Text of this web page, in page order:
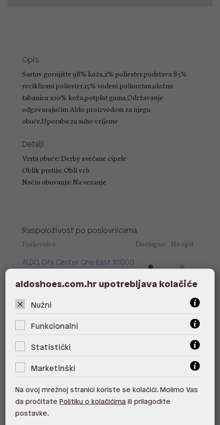
Opis
Sastav gornjište 98% koža,2% poliester,podstava 85%
reciklirani poliester,15% vodeni poliuretan,uložna
tabanica 100% koža,potplat guma,Održavanje
odgovarajućim Aldo proizvodom za njegu
obuće,Uporaba za suho vrijeme
Detalji
Vrsta obuće: Derby svečane cipele
Oblik prstiju: Obli vrh
Način obuvanja: Na vezanje
Raspoloživost po poslovnicama
Poslovnica Dostupno Na upit
ALDO, City Center One East 10000
10000 Zagreb
ALDO, Arena Centar 10020 Zagreb
ALDO, Mall of Split Split
ALDO, City Center One Split 21000
Split
ALDO, Tower Centar 51000 Rijeka
ALDO, Supernova Zadar Zadar
aldoshoes.com.hr upotrebljava kolačiće
Nužni
Funkcionalni
Statistički
Marketinški
Na ovoj mrežnoj stranici koriste se kolačići. Molimo Vas
da pročitate Politiku o kolačićima ili prilagodite
postavke.